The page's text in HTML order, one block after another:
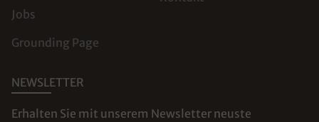
Jobs
Grounding Page
NEWSLETTER
Erhalten Sie mit unserem Newsletter neuste